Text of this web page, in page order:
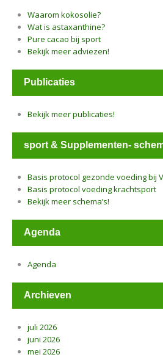
Waarom kokosolie?
Wat is astaxanthine?
Pure cacao bij sport
Bekijk meer adviezen!
Publicaties
Bekijk meer publicaties!
sport & Supplementen-
Basis protocol gezonde voeding bij
Basis protocol voeding krachtsport
Bekijk meer schema’s!
Agenda
Agenda
Archieven
juli 2026
juni 2026
mei 2026